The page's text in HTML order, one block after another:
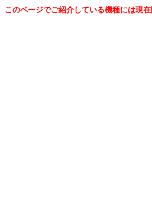
このページでご紹介している機種には現